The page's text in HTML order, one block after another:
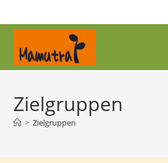
Inhalt
Zielgruppen
> Zielgruppen